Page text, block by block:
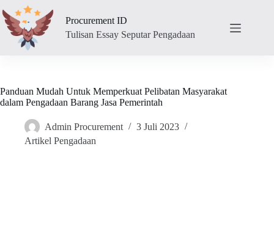
to
content
Procurement ID
Tulisan Essay Seputar Pengadaan
Panduan Mudah Untuk Memperkuat Pelibatan Masyarakat
dalam Pengadaan Barang Jasa Pemerintah
Admin Procurement
3 Juli 2023
Artikel Pengadaan